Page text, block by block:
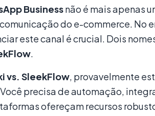
Businessnão é mais apenas
do e-commerce. No
este canal é crucial. Dois
.
vs. SleekFlow, provavelmente
precisa de automação,
ofereçam recursos